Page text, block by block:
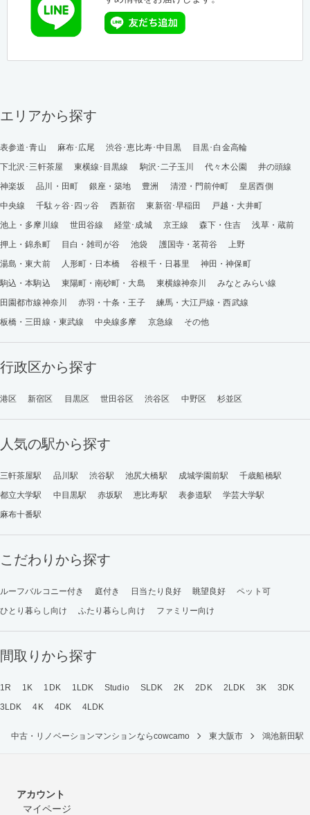
エリアから探す
表参道･青山 麻布･広尾 渋谷･恵比寿･中目黒
目黒･白金高輪
下北沢･三軒茶屋
東横線･目黒線 駒沢･二子玉川 代々木公園
井の頭線
神楽坂
品川・田町 銀座・築地 豊洲 清澄・門前仲町
皇居西側
中央線
千駄ヶ谷･四ッ谷 西新宿 東新宿･早稲田
戸越・大井町
池上・多摩川線
世田谷線 経堂･成城 京王線 森下・住吉
浅草・蔵前
押上・錦糸町
目白・雑司が谷 池袋 護国寺・茗荷谷
上野
湯島・東大前
人形町・日本橋 谷根千・日暮里
神田・神保町
駒込・本駒込
東陽町・南砂町・大島 東横線神奈川
みなとみらい線
田園都市線神奈川
赤羽・十条・王子
練馬・大江戸線・西武線
板橋・三田線・東武線
中央線多摩 京急線 その他
行政区から探す
港区 新宿区 目黒区 世田谷区 渋谷区 中野区 杉並区
人気の駅から探す
三軒茶屋駅 品川駅 渋谷駅 池尻大橋駅 成城学園前駅
千歳船橋駅
都立大学駅
中目黒駅 赤坂駅 恵比寿駅 表参道駅
学芸大学駅
麻布十番駅
こだわりから探す
ルーフバルコニー付き 庭付き 日当たり良好 眺望良好
ペット可
ひとり暮らし向け
ふたり暮らし向け ファミリー向け
間取りから探す
1R 1K 1DK 1LDK Studio SLDK 2K 2DK 2LDK 3K
3DK
3LDK
4K 4DK 4LDK
中古・リノベーションマンションならcowcamo 東大阪市 鴻池新田駅
アカウント
マイページ